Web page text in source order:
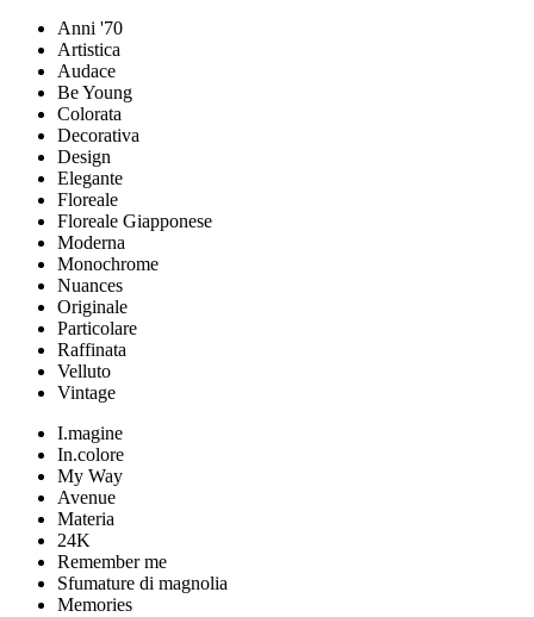
Anni '70
Artistica
Audace
Be Young
Colorata
Decorativa
Design
Elegante
Floreale
Floreale Giapponese
Moderna
Monochrome
Nuances
Originale
Particolare
Raffinata
Velluto
Vintage
I.magine
In.colore
My Way
Avenue
Materia
24K
Remember me
Sfumature di magnolia
Memories